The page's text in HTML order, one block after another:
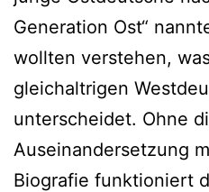
Generation Ost“
wollten verstehen,
gleichaltrigen
unterscheidet. Ohne
Auseinandersetzung
Biografie funktioniert